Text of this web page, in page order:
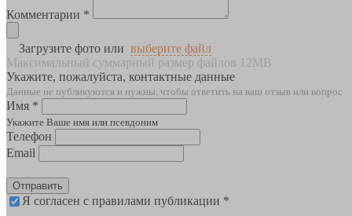
Комментарии *
Загрузите фото или выберите файл
Максимальный суммарный размер файлов 12MB
Укажите, пожалуйста, контактные данные
Данные не публикуются и нужны, чтобы ответить на ваш отзыв или вопрос
Имя *
Укажите Ваше имя или псевдоним
Телефон
Email
Отправить
Я согласен с правилами публикации *